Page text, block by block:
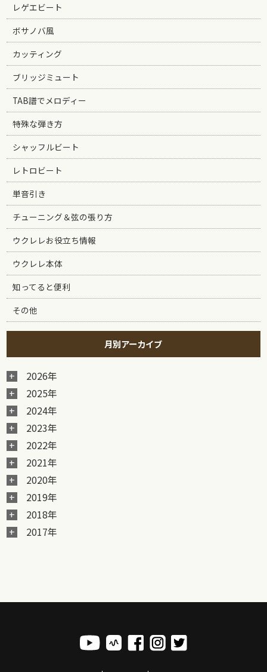
レゲエビート
ボサノバ風
カッティング
ブリッジミュート
TAB譜でメロディー
特殊な弾き方
シャッフルビート
レトロビート
単音引き
チューニング＆弦の張り方
ウクレレお役立ち情報
ウクレレ本体
知ってると便利
その他
月別アーカイブ
2026年
2025年
2024年
2023年
2022年
2021年
2020年
2019年
2018年
2017年